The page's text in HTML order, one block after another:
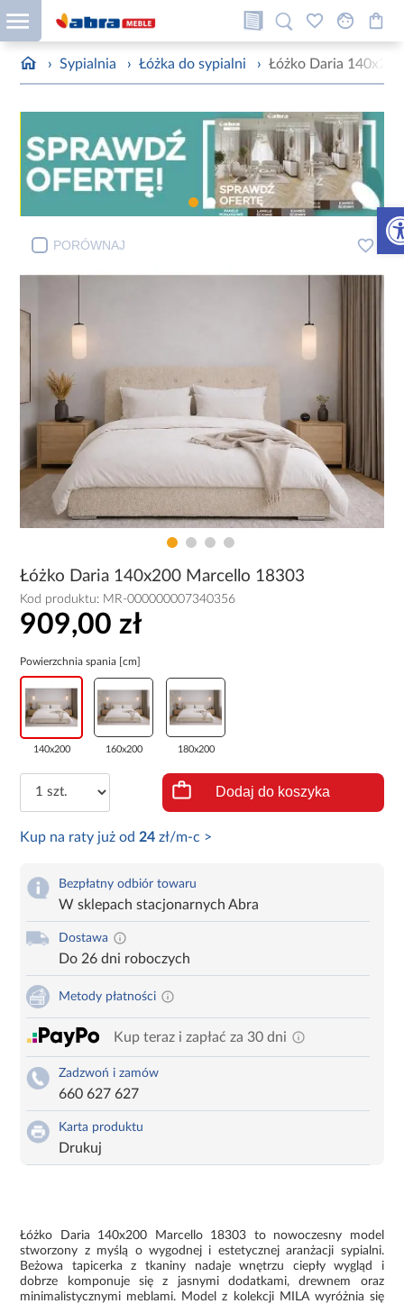
› Sypialnia › Łóżka do sypialni › Łóżko Daria
PORÓWNAJ
Łóżko Daria 140x200 Marcello 18303
Kod produktu: MR-000000007340356
909,00 zł
Powierzchnia spania [cm]
140x200 160x200 180x200
Dodaj do koszyka
Kup na raty już od 24 zł/m-c >
Bezpłatny odbiór towaru
W sklepach stacjonarnych Abra
Dostawa
Do 26 dni roboczych
Metody płatności
Kup teraz i zapłać za 30 dni
Zadzwoń i zamów
660 627 627
Karta produktu
Drukuj
Łóżko Daria 140x200 Marcello 18303 to nowoczesny model
stworzony z myślą o wygodnej i estetycznej aranżacji sypialni.
Beżowa tapicerka z tkaniny nadaje wnętrzu ciepły wygląd i
dobrze komponuje się z jasnymi dodatkami, drewnem oraz
minimalistycznymi meblami. Model z kolekcji MILA wyróżnia się